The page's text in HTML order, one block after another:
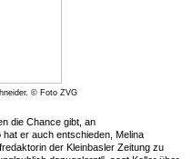
© Foto ZVG
die Chance gibt, an
er auch entschieden, Melina
der Kleinbasler Zeitung zu